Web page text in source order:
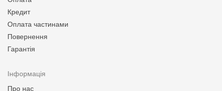
Кредит
Оплата частинами
Повернення
Гарантія
Інформація
Про нас